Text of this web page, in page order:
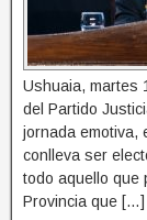
Ushuaia, martes
del Partido
jornada emotiva,
conlleva ser
todo aquello que
Provincia que […]